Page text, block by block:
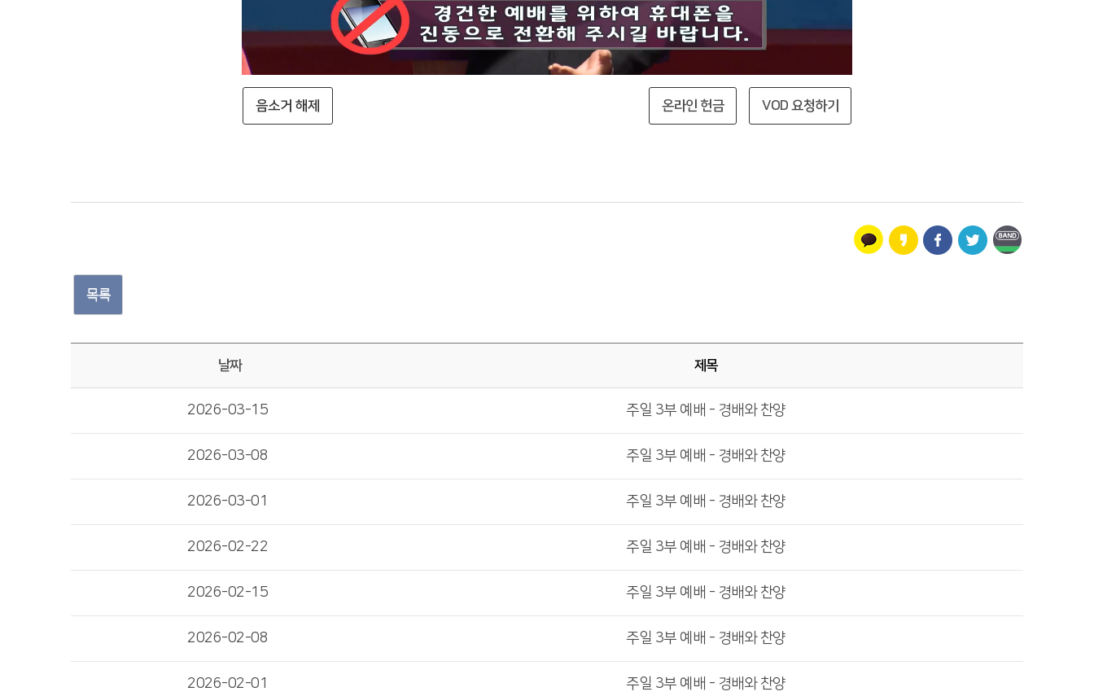
음소거 해제 VOD 요청하기
온라인 헌금
목록
날짜 제목
2026-03-15 주일 3부 예배 - 경배와 찬양
2026-03-08 주일 3부 예배 - 경배와 찬양
2026-03-01 주일 3부 예배 - 경배와 찬양
2026-02-22 주일 3부 예배 - 경배와 찬양
2026-02-15 주일 3부 예배 - 경배와 찬양
2026-02-08 주일 3부 예배 - 경배와 찬양
2026-02-01 주일 3부 예배 - 경배와 찬양